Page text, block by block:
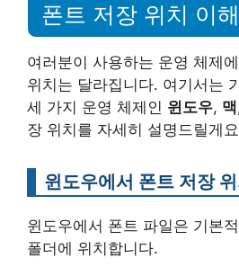
폰트 저장 위치 이
여러분이 사용하는 운영 체제
위치는 달라집니다. 여기서는
세 가지 운영 체제인 윈도우, 맥
장 위치를 자세히 설명드릴게
윈도우에서 폰트 저장
윈도우에서 폰트 파일은 기본
폴더에 위치합니다.